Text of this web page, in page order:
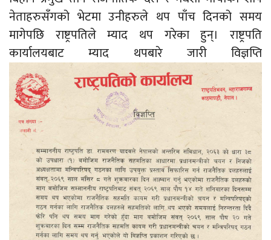
नेताहरुसँगको भेटमा उनीहरुले थप पाँच दिनको समय
मागेपछि राष्ट्रपतिले म्याद थप गरेका हुन्। राष्ट्रपति
कार्यालयबाट म्याद थपबारे जारी विज्ञप्ति